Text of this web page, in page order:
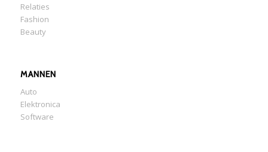
Relaties
Fashion
Beauty
MANNEN
Auto
Elektronica
Software